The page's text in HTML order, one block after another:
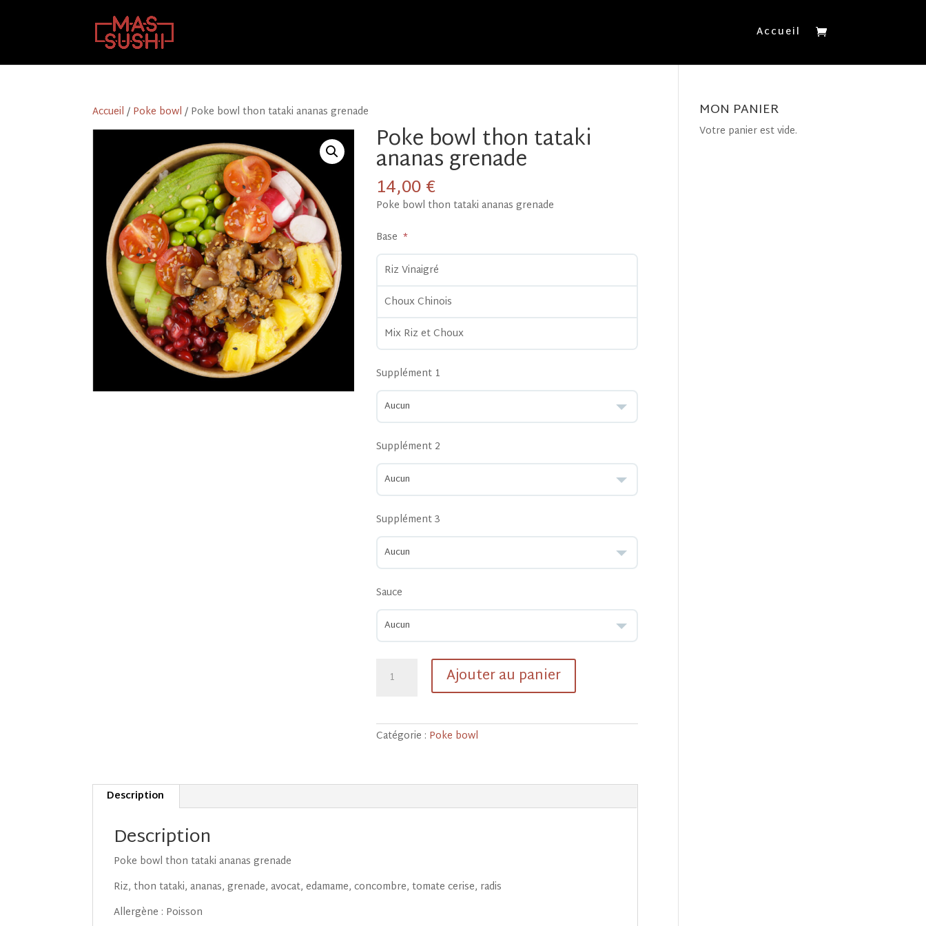
Accueil
Accueil / Poke bowl / Poke bowl thon tataki ananas grenade
Poke bowl thon tataki
ananas grenade
14,00€
Poke bowl thon tataki ananas grenade
Base
Riz Vinaigré
Choux Chinois
Mix Riz et Choux
Supplément 1
Supplément 2
Supplément 3
Sauce
thon
tataki
Ajouter au panier
Catégorie : Poke bowl
Description
Description
Poke bowl thon tataki ananas grenade
Riz, thon tataki, ananas, grenade, avocat, edamame, concombre, tomate cerise, radis
Allergène : Poisson
MON PANIER
Votre panier est vide.